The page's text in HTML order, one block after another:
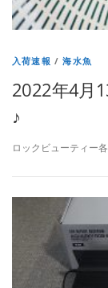
入荷速報 /海水魚
2022年4月
♪
ロックビューティー